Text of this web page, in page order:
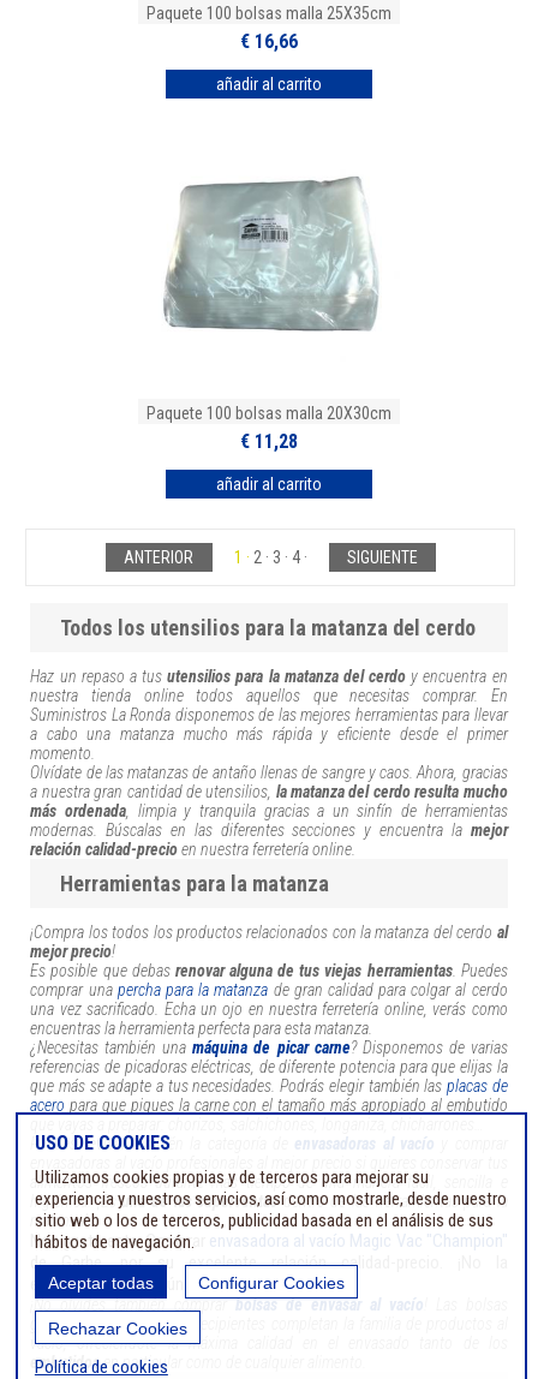
Paquete 100 bolsas malla 25X35cm
€ 16,66
Paquete 100 bolsas malla 20X30cm
€ 11,28
ANTERIOR 1 2 3 4 SIGUIENTE
Todos los utensilios para la matanza del cerdo
Haz un repaso a tusutensilios para la matanza del cerdo y encuentra en
nuestra tienda online todos aquellos que necesitas comprar. En
Suministros La Ronda disponemos de las mejores herramientas para llevar
a cabo una matanza mucho más rápida y eficiente desde el primer
momento.
Olvídate de las matanzas de antaño llenas de sangre y caos. Ahora, gracias
a nuestra gran cantidad de utensilios, la matanza del cerdo resulta mucho
más ordenada, limpia y tranquila gracias a un sinfín de herramientas
modernas. Búscalas en las diferentes secciones y encuentra la mejor
relación calidad-precioen nuestra ferretería online.
Herramientas para la matanza
¡Compra los todos los productos relacionados con la matanza del cerdo al
mejor precio!
Es posible que debas renovar alguna de tus viejas herramientas. Puedes
comprar una percha para la matanza de gran calidad para colgar al cerdo
una vez sacrificado. Echa un ojo en nuestra ferretería online, verás como
encuentras la herramienta perfecta para esta matanza.
¿Necesitas también unamáquina de picar carne? Disponemos de varias
referencias de picadoras eléctricas, de diferente potencia para que elijas la
que más se adapte a tus necesidades. Podrás elegir también las placas de
acero para que piques la carne con el tamaño más apropiado al embutido
Puedes revisar también la categoría de envasadoras al vacío
alimentos frescos durante más tiempo de una manera fácil, sencilla e
higiénica. ¡Esuna de las superventasdentro de las herramientas para la
matanza!
Nos gusta esta: Comprar envasadora al vacío Magic Vac "Champion"
de Garhe, por su excelente relación calidad-precio. ¡No la
encontrarás en ningún otro sitio tan barata!
¡No olvides también comprarbolsas de envasar al vacío
gofradas, los rollos y los recipientes completan la familia de productos al
vacío, ofreciéndote la máxima calidad en el envasado tanto de los
embutidosen particular como de cualquier alimento.
USO DE COOKIES
Utilizamos cookies propias y de terceros para mejorar su
experiencia y nuestros servicios, así como mostrarle, desde nuestro
sitio web o los de terceros, publicidad basada en el análisis de sus
hábitos de navegación.
Aceptar todas Configurar Cookies
Rechazar Cookies
Política de cookies